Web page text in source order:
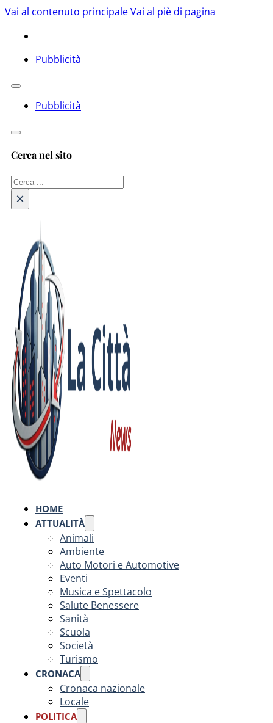
Vai al contenuto principaleVai al piè di pagina
Pubblicità
Pubblicità
Cerca nel sito
Cerca
×
HOME
ATTUALITÀ
Animali
Ambiente
Auto Motori e Automotive
Eventi
Musica e Spettacolo
Salute Benessere
Sanità
Scuola
Società
Turismo
CRONACA
Cronaca nazionale
Locale
POLITICA